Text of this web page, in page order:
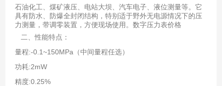
石油化工、煤矿液压、电站大坝、汽车电子、液位测量等。它
具有防水、防爆全封闭结构，特别适于野外无电源情况下的压
力测量，带调零装置，方便现场使用。数字压力表价格
二、性能特点：
量程:-0.1~150MPa（中间量程任选）
功耗:2mW
精度:0.25%